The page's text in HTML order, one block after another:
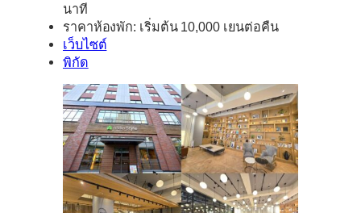
นาที
ราคาห้องพัก: เริ่มต้น 10,000 เยนต่อคืน
เว็บไซต์
พิกัด